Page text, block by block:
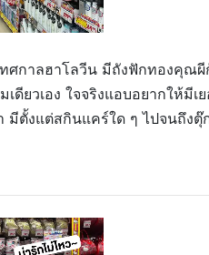
ทศกาลฮาโลวีน มีถังฟักทองคุณ
ดียวเอง ใจจริงแอบอยากให้มี
มีตั้งแต่สกินแคร์ใด ๆ ไปจนถึงตุ๊